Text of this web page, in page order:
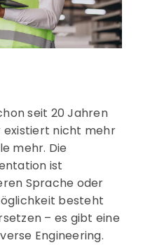
seit 20 Jahren
existiert nicht mehr
mehr. Die
ist
Sprache oder
besteht
– es gibt eine
Engineering.